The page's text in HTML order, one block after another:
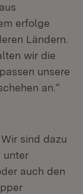
erfolge
Ländern.
wir die
unsere
an.“
sind dazu
unter
auch den